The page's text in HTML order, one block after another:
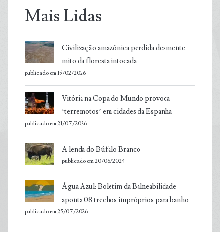
Mais Lidas
Civilização amazônica perdida desmente
mito da floresta intocada
publicado em 15/02/2026
Vitória na Copa do Mundo provoca
‘terremotos’ em cidades da Espanha
publicado em 21/07/2026
A lenda do Búfalo Branco
publicado em 20/06/2024
Água Azul: Boletim da Balneabilidade
aponta 08 trechos impróprios para banho
publicado em 25/07/2026